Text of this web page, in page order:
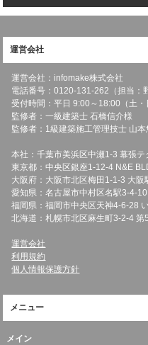
運営会社
運営会社：infomake株式会社
電話番号：0120-131-262（担当：
受付時間：平日 9:00～18:00（土・
監修者：一級建築士 石橋信介様
監修者：1級建築施工管理技士 山本
本社：千葉市美浜区中瀬1-3 幕張
東京都：中央区銀座1-12-4 N&E
大阪府：大阪市北区梅田1-1-3 大
愛知県：名古屋市中村区名駅3-4-
福岡県：福岡市中央区天神4-6-28
北海道：札幌市北区麻生町3-2-4 第
運営会社
利用規約
個人情報保護方針
メニュー
メイン